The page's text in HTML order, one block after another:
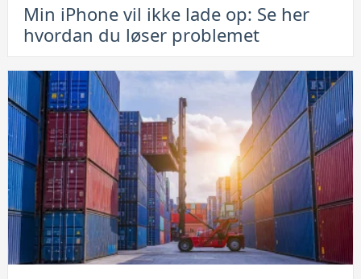
Min
iPhone
ikke
lade
op:
Se
her
hvordan
du
løser
problemet
Min iPhone vil ikke lade op: Se her
hvordan du løser problemet